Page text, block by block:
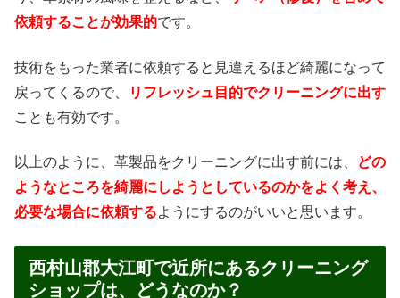
依頼することが効果的です。
技術をもった業者に依頼すると見違えるほど綺麗になって
戻ってくるので、
リフレッシュ目的でクリーニングに出す
ことも有効です。
以上のように、革製品をクリーニングに出す前には、
どの
ようなところを綺麗にしようとしているのかをよく考え、
必要な場合に依頼するようにするのがいいと思います。
西村山郡大江町で近所にあるクリーニング
ショップは、どうなのか？